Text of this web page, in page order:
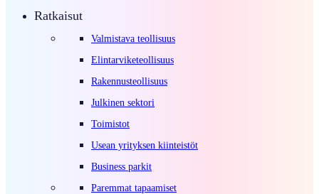
Ratkaisut
Valmistava teollisuus
Elintarviketeollisuus
Rakennusteollisuus
Julkinen sektori
Toimistot
Usean yrityksen kiinteistöt
Business parkit
Paremmat tapaamiset